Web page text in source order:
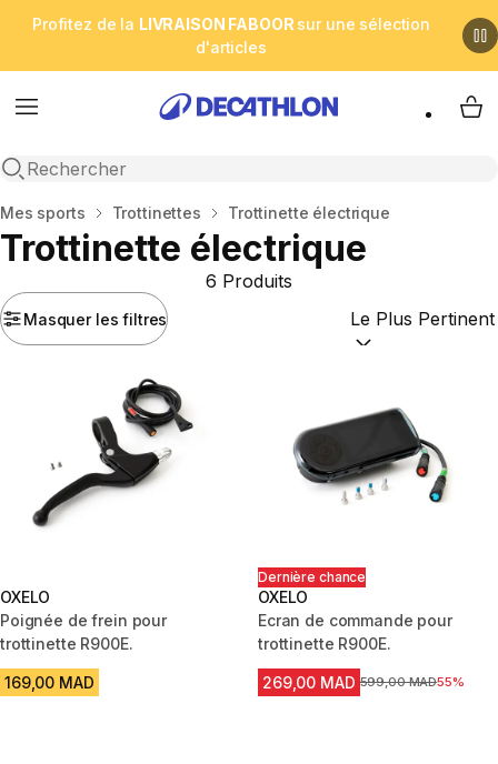
Profitez de la LIVRAISON FABOOR sur une sélection
d'articles
Menu
Open search
My
Accueil
Mes sports Trottinettes Trottinette électrique
Trottinette électrique
Masquer les filtres
6 Produits
Trier par :
OXELO
Poignée de frein pour
trottinette R900E.
169,00 MAD
Dernière chance
OXELO
Ecran de commande pour
trottinette R900E.
269,00 MAD Prix avant la réduction
599,00 MAD55%